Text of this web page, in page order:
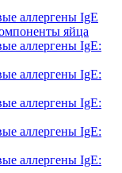
аллергены IgE
яйца
аллергены IgE:
аллергены IgE:
аллергены IgE:
аллергены IgE:
аллергены IgE: